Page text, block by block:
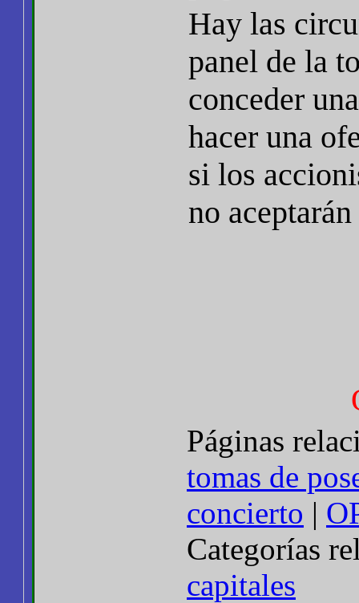
Hay las
panel de la
conceder
hacer una
si los
no
Páginas
tomas de
concierto |
Categorías
capitales